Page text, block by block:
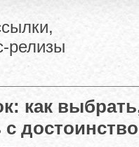
релизы
как
с